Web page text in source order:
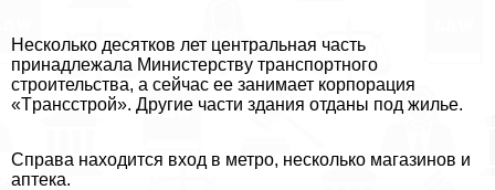
Несколько десятков лет центральная часть
принадлежала Министерству трaнcпортного
строительства, а сейчас ее занимает корпорация
«Tрaнcстрой». Другие части здания отданы под жилье.
Справа находится вход в метро, несколько магазинов и
аптека.